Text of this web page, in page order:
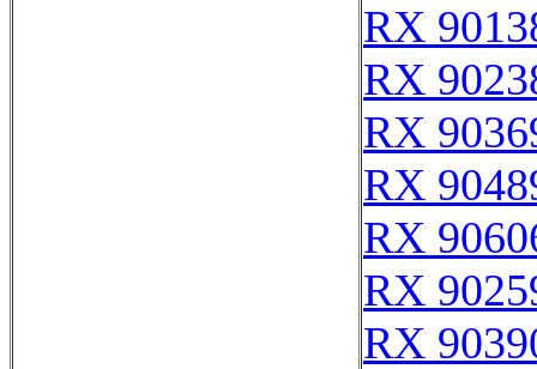
RX
RX
RX
RX
RX
RX
RX